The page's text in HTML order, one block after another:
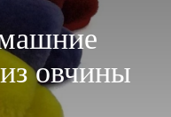
овчины